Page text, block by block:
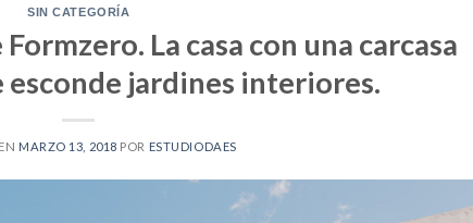
SIN CATEGORÍA
La casa con una carcasa
esconde jardines interiores.
MARZO 13, 2018 POR ESTUDIODAES